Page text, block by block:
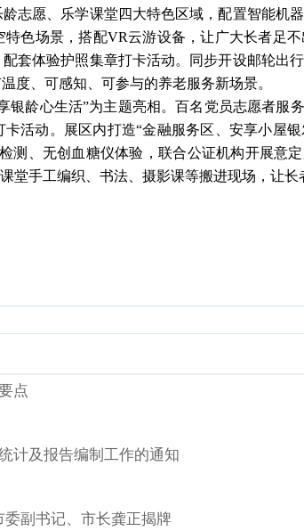
志愿、乐学课堂四大特色区域，配置智能机
特色场景，搭配VR云游设备，让广大长者足
套体验护照集章打卡活动。同步开设邮轮出
度、可感知、可参与的养老服务新场景。
银龄心生活”为主题亮相。百名党员志愿者服
活动。展区内打造“金融服务区、安享小屋
测、无创血糖仪体验，联合公证机构开展意
堂手工编织、书法、摄影课等搬进现场，让长
点
计及报告编制工作的通知
副书记、市长龚正揭牌